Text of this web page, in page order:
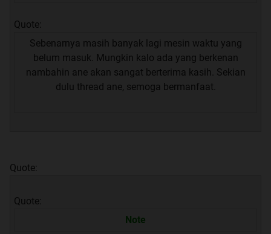
Quote:
Sebenarnya masih banyak lagi mesin waktu yang
belum masuk. Mungkin kalo ada yang berkenan
nambahin ane akan sangat berterima kasih. Sekian
dulu thread ane, semoga bermanfaat.
Quote:
Quote:
Note